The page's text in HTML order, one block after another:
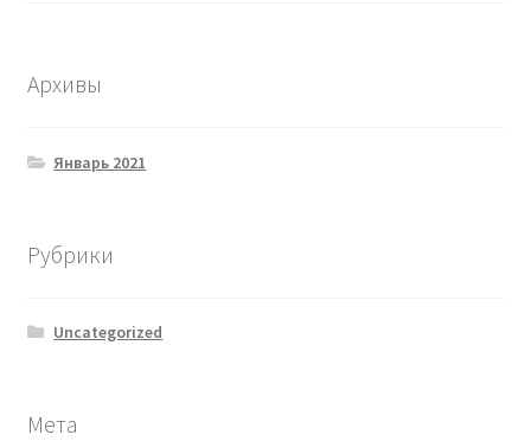
Архивы
Январь 2021
Рубрики
Uncategorized
Мета